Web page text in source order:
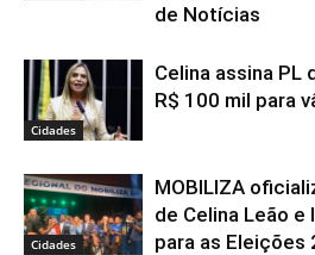
de Notícias
Cidades
Celina assina PL
R$ 100 mil para
Cidades
MOBILIZA
de Celina Leão
para as